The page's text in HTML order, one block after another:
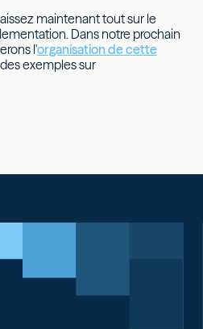
maintenant tout sur le
Dans notre prochain
l'organisation de cette
exemples sur